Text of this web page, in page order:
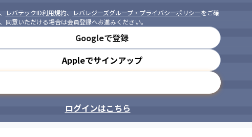
レバテックID利用規約、 レバレジーズグループ・プライバシーポリシーをご確
同意いただける場合は会員登録へお進みください。
Googleで登録
Appleでサインアップ
ログインはこちら